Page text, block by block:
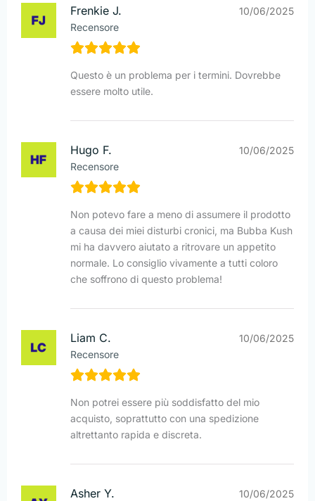
Frenkie J.
Recensore
10/06/2025
Questo è un problema per i termini. Dovrebbe
essere molto utile.
Hugo F.
Recensore
10/06/2025
Non potevo fare a meno di assumere il prodotto
a causa dei miei disturbi cronici, ma Bubba Kush
mi ha davvero aiutato a ritrovare un appetito
normale. Lo consiglio vivamente a tutti coloro
che soffrono di questo problema!
Liam C.
Recensore
10/06/2025
Non potrei essere più soddisfatto del mio
acquisto, soprattutto con una spedizione
altrettanto rapida e discreta.
Asher Y. 10/06/2025